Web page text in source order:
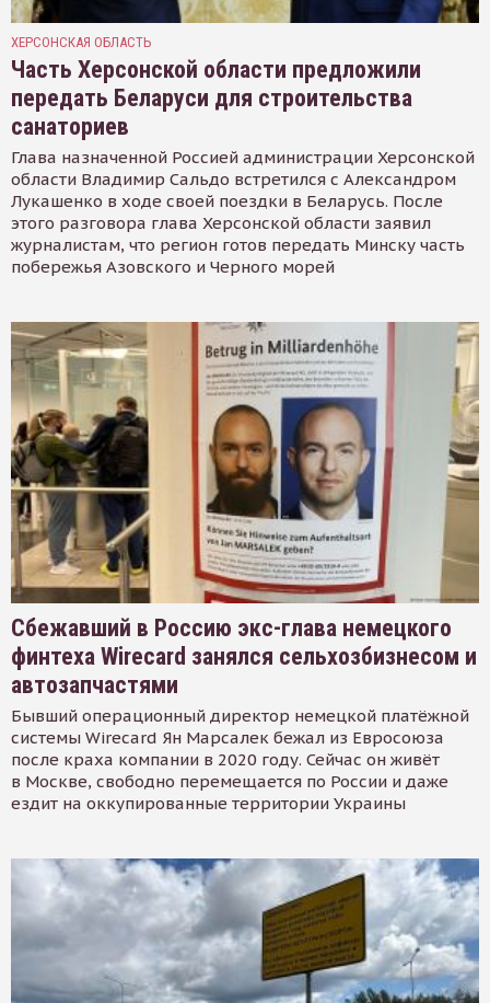
ХЕРСОНСКАЯ ОБЛАСТЬ
Часть Херсонской области предложили
передать Беларуси для строительства
санаториев
Глава назначенной Россией администрации Херсонской
области Владимир Сальдо встретился с Александром
Лукашенко в ходе своей поездки в Беларусь. После
этого разговора глава Херсонской области заявил
журналистам, что регион готов передать Минску часть
побережья Азовского и Черного морей
Сбежавший в Россию экс-глава немецкого
финтеха Wirecard занялся сельхозбизнесом и
автозапчастями
Бывший операционный директор немецкой платёжной
системы Wirecard Ян Марсалек бежал из Евросоюза
после краха компании в 2020 году. Сейчас он живёт
в Москве, свободно перемещается по России и даже
ездит на оккупированные территории Украины